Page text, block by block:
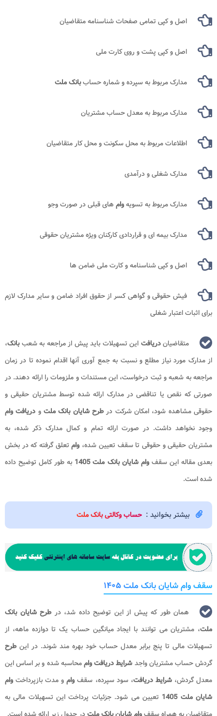
اصل و کپی تمامی صفحات شناسنامه متقاضیان
اصل و کپی پشت و روی کارت ملی
مدارک مربوط به سپرده و شماره حساببانک ملت
مدارک مربوط به معدل حساب مشتریان
اطلاعات مربوط به محل سکونت و محل کار متقاضیان
مدارک شغلی و درآمدی
مدارک مربوط به تسویهوام های قبلی در صورت وجو
مدارک بیمه ای و قراردادی کارکنان ویژه مشتریان حقوقی
اصل و کپی شناسنامه و کارت ملی ضامن ها
فیش حقوقی و گواهی کسر از حقوق افراد ضامن و سایر مدارک لازم
برای اثبات اعتبار شغلی
متقاضیاندریافت این تسهیلات باید پیش از مراجعه به شعببانک،
از مدارک مورد نیاز مطلع و نسبت به جمع آوری آنها اقدام نموده تا در زمان
مراجعه به شعبه و ثبت درخواست، این مستندات و ملزومات را ارائه دهند. در
صورتی که نقص یا تناقضی در مدارک ارائه شده توسط مشتریان حقیقی و
حقوقی مشاهده شود، امکان شرکت در طرح شایان بانک ملتو دریافت وام
وجود نخواهد داشت. در صورت ارائه تمام و کمال مدارک ذکر شده، به
مشتریان حقیقی و حقوقی تا سقف تعیین شده، وام تعلق گرفته که در بخش
بعدی مقاله این سقفوام شایان بانک ملت 1405
به طور کامل توضیح داده
شده است.
بیشتر بخوانید : حساب وکالتی بانک ملت
سقف وام شایان بانک ملت ۱۴۰۵
همان طور که پیش از این توضیح داده شد، در طرح شایان بانک
ملت، مشتریان می توانند با ایجاد میانگین حساب یک تا دوازده ماهه، از
تسهیلات مالی تا پنج برابر معدل حساب خود بهره مند شوند. در این طرح
گردش حساب مشتریان واجد شرایط دریافت واممحاسبه شده و بر اساس این
معدل گردش،شرایط دریافت، سود سپرده، سقف وام و مدت بازپرداخت وام
شایان ملت 1405
تعیین می شود. جزئیات پرداخت این تسهیلات مالی به